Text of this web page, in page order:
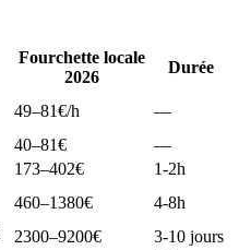
Fourchette locale
2026
Durée
49–81€/h
—
40–81€
—
173–402€
1-2h
460–1380€
4-8h
2300–9200€
3-10 jours